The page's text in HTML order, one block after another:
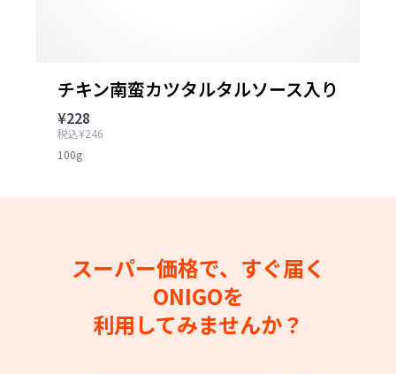
チキン南蛮カツタルタルソース入り
¥228
税込¥246
100g
スーパー価格で、すぐ届く
ONIGOを
利用してみませんか？